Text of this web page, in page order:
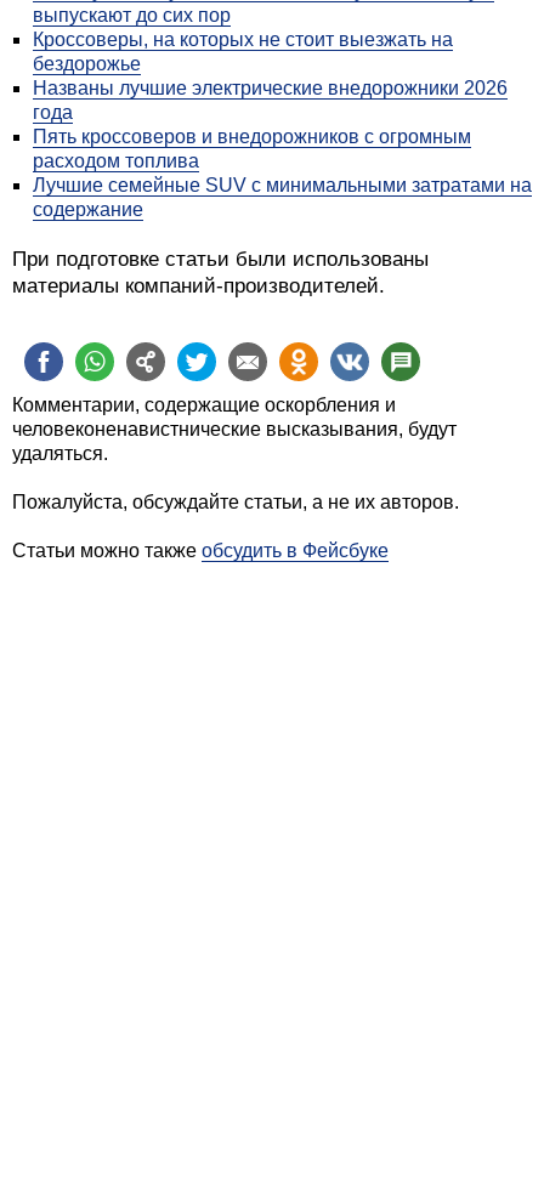
выпускают до сих пор
Кроссоверы, на которых не стоит выезжать на
бездорожье
Названы лучшие электрические внедорожники 2026
года
Пять кроссоверов и внедорожников с огромным
расходом топлива
Лучшие семейные SUV с минимальными затратами на
содержание
При подготовке статьи были использованы
материалы компаний-производителей.
Комментарии, содержащие оскорбления и
человеконенавистнические высказывания, будут
удаляться.
Пожалуйста, обсуждайте статьи, а не их авторов.
Статьи можно также обсудить в Фейсбуке